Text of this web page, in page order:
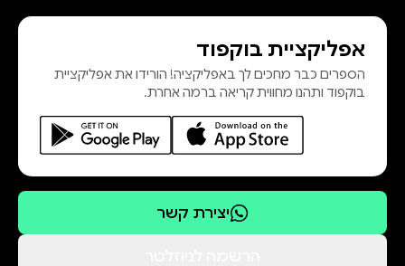
אפליקציית בוקפוד
הספרים כבר מחכים לך באפליקציה! הורידו את אפליקציית
בוקפוד ותהנו מחווית קריאה ברמה אחרת.
יצירת קשר